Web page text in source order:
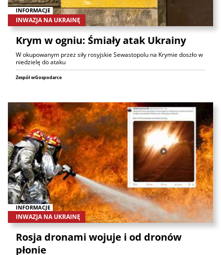
INFORMACJE
INWAZJA NA UKRAINĘ
Krym w ogniu: Śmiały atak Ukrainy
W okupowanym przez siły rosyjskie Sewastopolu na Krymie doszło w
niedzielę do ataku
Zespół wGospodarce
INFORMACJE
INWAZJA NA UKRAINĘ
Rosja dronami wojuje i od dronów
płonie